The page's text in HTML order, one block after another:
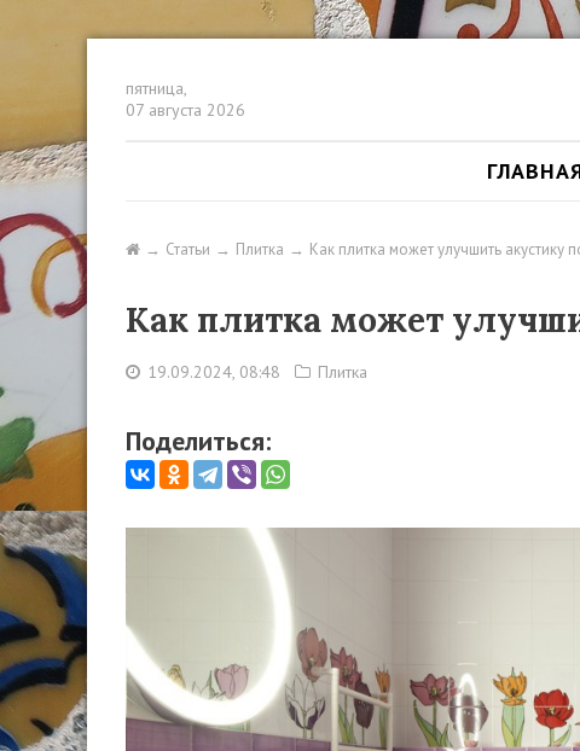
пятница,
07 августа 2026
Статьи Плитка Как плитка может улучшить акустику
Как плитка может
19.09.2024, 08:48 Плитка
Поделиться: